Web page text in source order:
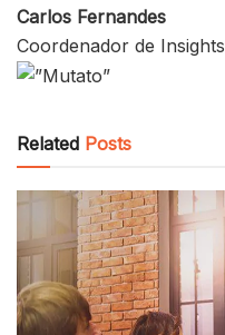
Carlos Fernandes
Coordenador de Insights
Related Posts